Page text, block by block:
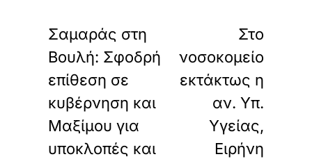
Σαμαράς στη
Βουλή: Σφοδρή
επίθεση σε
κυβέρνηση και
Μαξίμου για
υποκλοπές και
Στο
νοσοκομείο
εκτάκτως η
αν. Υπ.
Υγείας,
Ειρήνη